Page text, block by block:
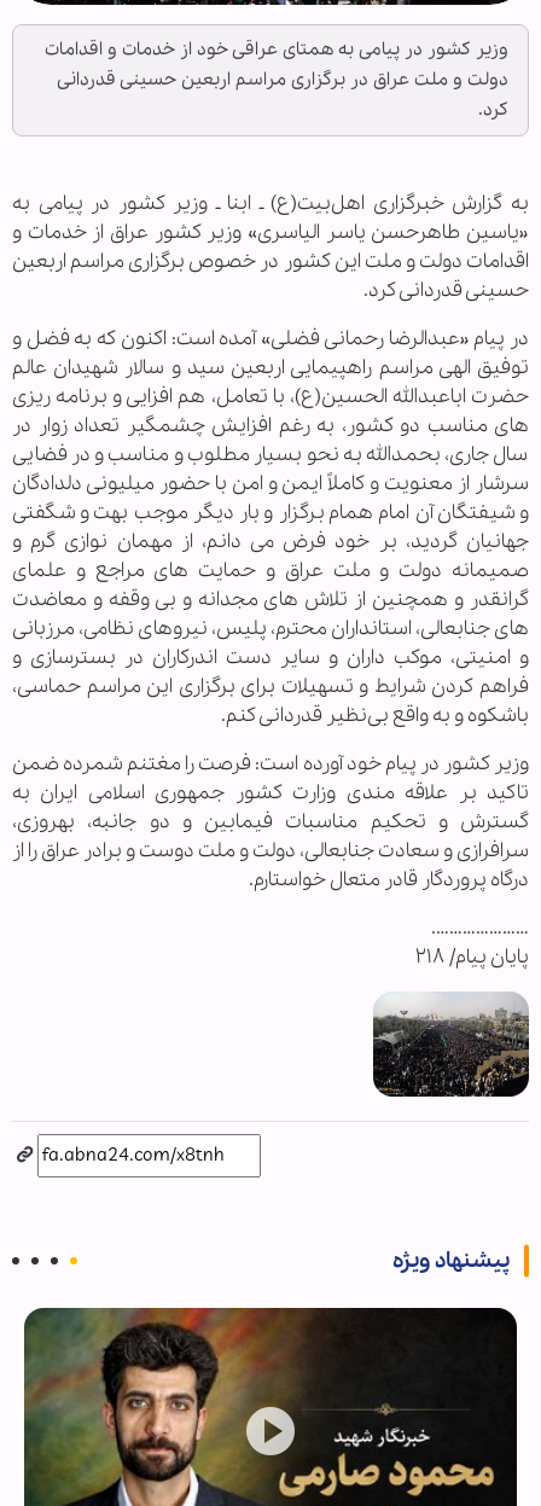
وزیر کشور در پیامی به همتای عراقی خود از خدمات و اقدامات
دولت و ملت عراق در برگزاری مراسم اربعین حسینی قدردانی
کرد.
به گزارش خبرگزاری اهل‌بیت(ع) ـ ابنا ـ وزیر کشور در پیامی به
«یاسین طاهرحسن یاسر الیاسری» وزیر کشور عراق از خدمات و
اقدامات دولت و ملت این کشور در خصوص برگزاری مراسم اربعین
حسینی قدردانی کرد.
در پیام «عبدالرضا رحمانی فضلی» آمده است: اکنون که به فضل و
توفیق الهی مراسم راهپیمایی اربعین سید و سالار شهیدان عالم
حضرت اباعبدالله الحسین(ع)، با تعامل، هم افزایی و برنامه ریزی
های مناسب دو کشور، به رغم افزایش چشمگیر تعداد زوار در
سال جاری، بحمدالله به نحو بسیار مطلوب و مناسب و در فضایی
سرشار از معنویت و کاملاً ایمن و امن با حضور میلیونی دلدادگان
و شیفتگان آن امام همام برگزار و بار دیگر موجب بهت و شگفتی
جهانیان گردید، بر خود فرض می دانم، از مهمان نوازی گرم و
صمیمانه دولت و ملت عراق و حمایت های مراجع و علمای
گرانقدر و همچنین از تلاش های مجدانه و بی وقفه و معاضدت
های جنابعالی، استانداران محترم، پلیس، نیروهای نظامی، مرزبانی
و امنیتی، موکب داران و سایر دست اندرکاران در بسترسازی و
فراهم کردن شرایط و تسهیلات برای برگزاری این مراسم حماسی،
باشکوه و به واقع بی‌نظیر قدردانی کنم.
وزیر کشور در پیام خود آورده است: فرصت را مغتنم شمرده ضمن
تاکید بر علاقه مندی وزارت کشور جمهوری اسلامی ایران به
گسترش و تحکیم مناسبات فیمابین و دو جانبه، بهروزی،
سرافرازی و سعادت جنابعالی، دولت و ملت دوست و برادر عراق را از
درگاه پروردگار قادر متعال خواستارم.
………………….
پایان پیام/ ۲۱۸
پیشنهاد ویژه